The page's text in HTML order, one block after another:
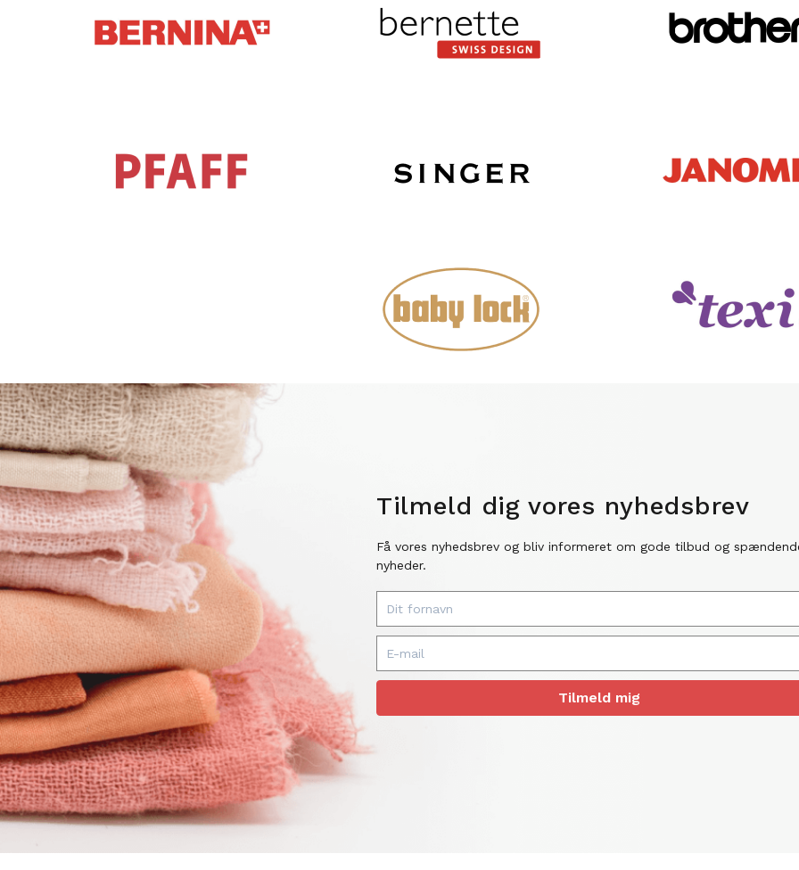
Tilmeld dig vores nyhedsbrev
Få vores nyhedsbrev og bliv informeret om gode tilbud og
nyheder.
Tilmeld mig